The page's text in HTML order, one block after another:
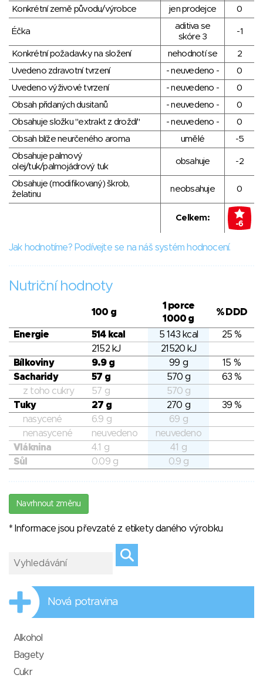
Konkrétní země původu/výrobce
jen prodejce 0
Éčka
aditiva se
skóre 3
-1
Konkrétní požadavky na složení nehodnotí se
2
Uvedeno zdravotní tvrzení
- neuvedeno -
0
Uvedeno výživové tvrzení
- neuvedeno -
0
Obsah přidaných dusitanů
- neuvedeno -
0
Obsahuje složku "extrakt z droždí"
- neuvedeno -
0
Obsah blíže neurčeného aroma
umělé
-5
Obsahuje palmový
olej/tuk/palmojádrový tuk
obsahuje -2
Obsahuje (modifikovaný) škrob,
želatinu
neobsahuje 0
Celkem:
-6
Jak hodnotíme? Podívejte se na náš systém hodnocení.
Nutriční hodnoty
100 g
1 porce
1000 g
% DDD
Energie 514 kcal 5 143 kcal
25 %
2152 kJ
21520 kJ
Bílkoviny
9.9 g 99 g
15 %
Sacharidy
57 g 570 g
63 %
z toho cukry
57 g
570 g
Tuky
27 g 270 g
39 %
nasycené
6.9 g
69 g
nenasycené
neuvedeno
neuvedeno
Vláknina
4.1 g
41 g
Sůl
0.09 g 0.9 g
Navrhnout změnu
* Informace jsou převzaté z etikety daného výrobku
Nová potravina
Alkohol
Bagety
Cukr